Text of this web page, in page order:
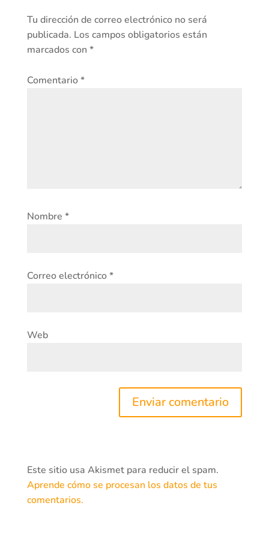
Tu dirección de correo electrónico no será
publicada. Los campos obligatorios están
marcados con *
Comentario*
Nombre *
Correo electrónico*
Web
Este sitio usa Akismet para reducir el spam.
Aprende cómo se procesan los datos de tus
comentarios.